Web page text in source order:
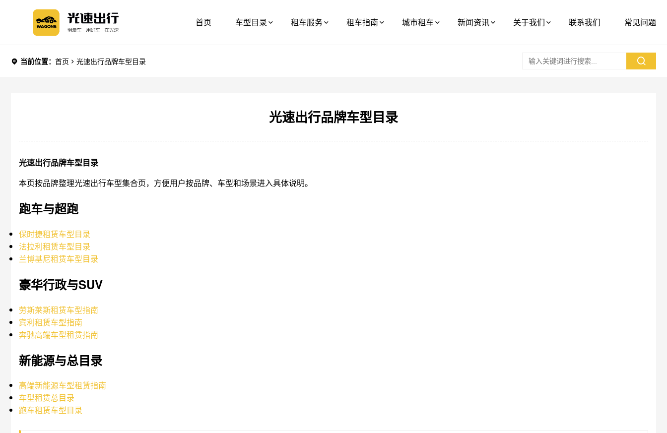
首页 车型目录 租车服务 租车指南 城市租车 新闻资讯 关于我们 联系我们 常见问题
当前位置： 首页 光速出行品牌车型目录
光速出行品牌车型目录
光速出行品牌车型目录
本页按品牌整理光速出行车型集合页，方便用户按品牌、车型和场景进入具体说明。
跑车与超跑
保时捷租赁车型目录
法拉利租赁车型目录
兰博基尼租赁车型目录
豪华行政与SUV
劳斯莱斯租赁车型指南
宾利租赁车型指南
奔驰高端车型租赁指南
新能源与总目录
高端新能源车型租赁指南
车型租赁总目录
跑车租赁车型目录